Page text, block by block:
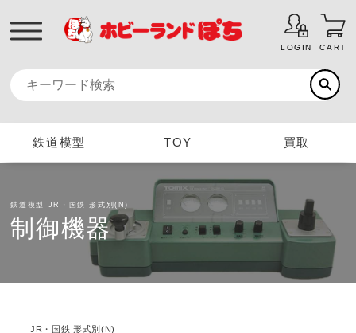
LOGIN CART
鉄道模型 TOY 買取
鉄道模型 JR・国鉄 形式別(N)
制御機器
JR・国鉄 形式別(N)